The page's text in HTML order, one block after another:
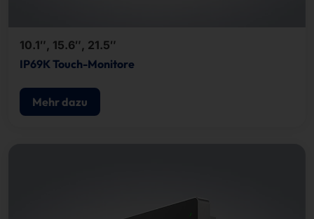
10.1″, 15.6″, 21.5″
IP69K Touch-Monitore
Mehr dazu